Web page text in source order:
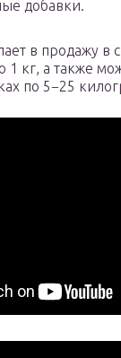
добавки.
в продажу в
1 кг, а также
по 5−25